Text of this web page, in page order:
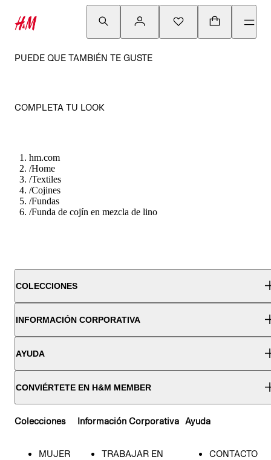
PUEDE QUE TAMBIÉN TE GUSTE
COMPLETA TU LOOK
hm.com
/Home
/Textiles
/Cojines
/Fundas
/Funda de cojín en mezcla de lino
COLECCIONES
INFORMACIÓN CORPORATIVA
AYUDA
CONVIÉRTETE EN H&M MEMBER
Colecciones
MUJER
Información Corporativa
TRABAJAR EN
Ayuda
CONTACTO